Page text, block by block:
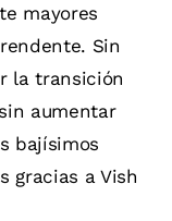
mayores
Sin
la transición
aumentar
bajísimos
gracias a Vish